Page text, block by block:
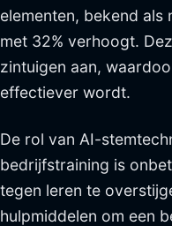
elementen, bekend als
met 32% verhoogt.
zintuigen aan,
effectiever wordt.
De rol van AI-
bedrijfstraining is
tegen leren te
hulpmiddelen om een